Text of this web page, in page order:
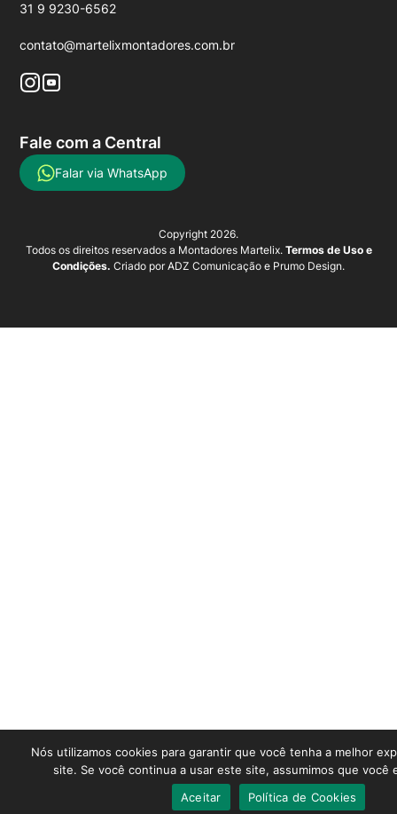
31 9 9230-6562
contato@martelixmontadores.com.br
Fale com a Central
Falar via WhatsApp
Copyright 2026.
Todos os direitos reservados a Montadores Martelix. Termos de Uso e
Condições. Criado porADZ Comunicação e Prumo Design.
Nós utilizamos cookies para garantir que você tenha a melhor
site. Se você continua a usar este site, assumimos que você
Aceitar
Política de Cookies